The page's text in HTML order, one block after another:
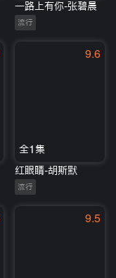
一路上有你-张碧晨
流行
9.6
全1集
红眼睛-胡斯默
流行
9.5